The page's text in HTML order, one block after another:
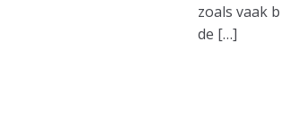
zoals vaak
de […]